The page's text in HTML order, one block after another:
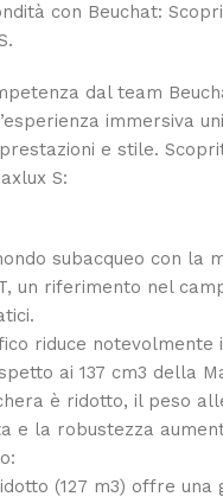
con Beuchat: Scopri
dal team
immersiva
e stile.
S:
subacqueo con la
un riferimento nel
riduce notevolmente
ai 137 cm3 della
è ridotto, il peso
e la robustezza
(127 m3) offre una